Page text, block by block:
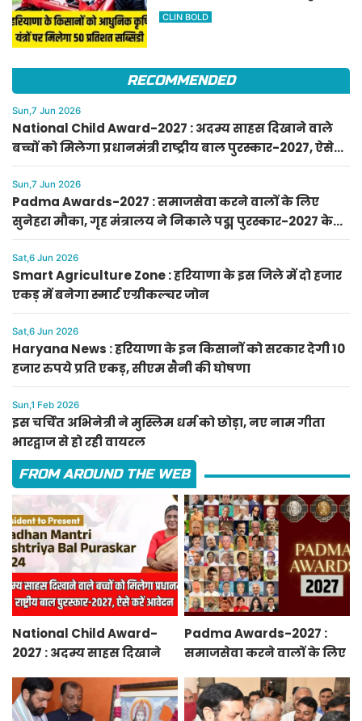
कृषि यंत्रों पर मिलेगा 50 प्रतिशत
CLIN BOLD
RECOMMENDED
Sun,7 Jun 2026
National Child Award-2027 : अदम्य साहस दिखाने वाले
बच्चों को मिलेगा प्रधानमंत्री राष्ट्रीय बाल पुरस्कार-2027, ऐसे
करें आवेदन
Sun,7 Jun 2026
Padma Awards-2027 : समाजसेवा करने वालों के लिए
सुनेहरा मौका, गृह मंत्रालय ने निकाले पद्म पुरस्कार-2027 के
लिए आवेदन
Sat,6 Jun 2026
Smart Agriculture Zone : हरियाणा के इस जिले में दो हजार
एकड़ में बनेगा स्मार्ट एग्रीकल्चर जोन
Sat,6 Jun 2026
Haryana News : हरियाणा के इन किसानों को सरकार देगी 10
हजार रुपये प्रति एकड़, सीएम सैनी की घोषणा
Sun,1 Feb 2026
इस चर्चित अभिनेत्री ने मुस्लिम धर्म को छोड़ा, नए नाम गीता
भारद्वाज से हो रही वायरल
FROM AROUND THE WEB
National Child Award-
2027 : अदम्य साहस दिखाने
प्रधानमंत्री राष्ट्रीय बाल
पुरस्कार-2027, ऐसे करें
Padma Awards-2027 :
समाजसेवा करने वालों के लिए
निकाले पद्म पुरस्कार-2027 के
लिए आवेदन